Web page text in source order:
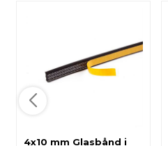
4x10 mm Glasbånd i